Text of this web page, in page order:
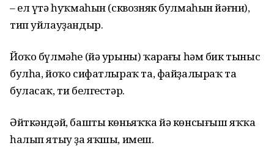
– ел үтә һуҡмаһын (сквозняк булмаһын йәғни),
тип уйлауҙандыр.
Йоҡо бүлмәһе (йә урыны) ҡараңғы һәм бик тыныс
булһа, йоҡо сифатлыраҡ та, файҙалыраҡ та
буласаҡ, ти белгестәр.
Әйткәндәй, башты көньяҡҡа йә көнсығыш яҡҡа
һалып ятыу ҙа яҡшы, имеш.